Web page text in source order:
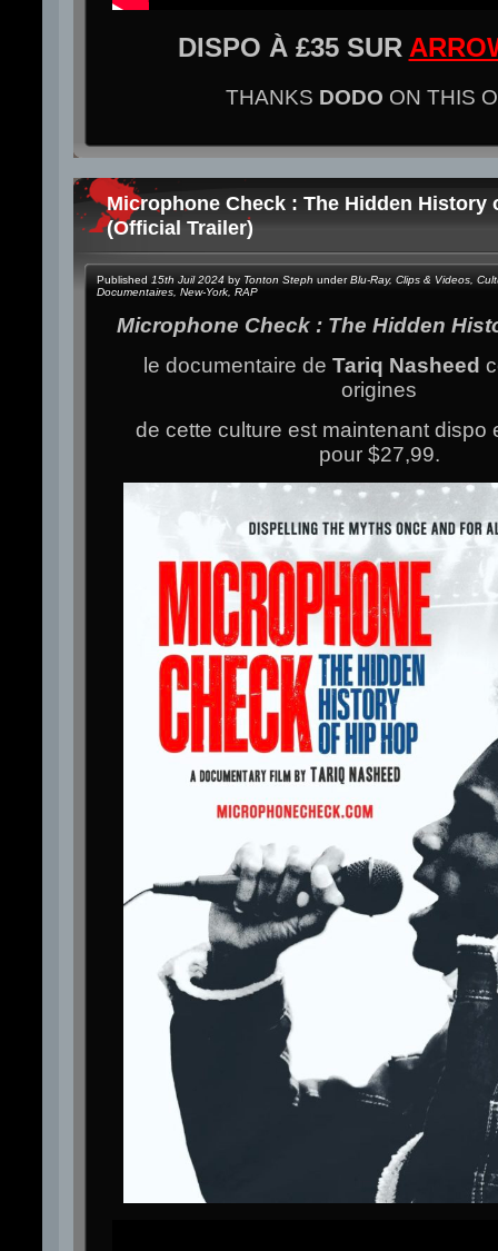
DISPO À £35 SUR
THANKS DODO ON THIS
Microphone Check : The Hidden History
(Official Trailer)
Published 15th Juil 2024 by Tonton Steph underBlu-Ray, Clips & Videos
Documentaires New-York RAP
Microphone Check : The Hidden
le documentaire de Tariq Nasheed
origines
de cette culture est maintenant dispo
pour $27,99.